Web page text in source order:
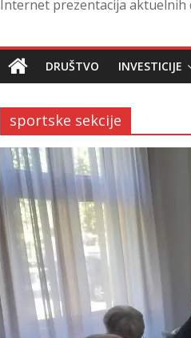
Internet prezentacija aktuelnih
DRUŠTVO INVESTICIJE
sportske sekcije